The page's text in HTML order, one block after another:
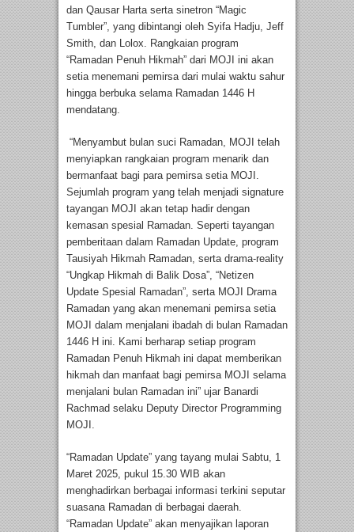
dan Qausar Harta serta sinetron “Magic
Tumbler”, yang dibintangi oleh Syifa Hadju, Jeff
Smith, dan Lolox. Rangkaian program
“Ramadan Penuh Hikmah” dari MOJI ini akan
setia menemani pemirsa dari mulai waktu sahur
hingga berbuka selama Ramadan 1446 H
mendatang.
“Menyambut bulan suci Ramadan, MOJI telah
menyiapkan rangkaian program menarik dan
bermanfaat bagi para pemirsa setia MOJI.
Sejumlah program yang telah menjadi signature
tayangan MOJI akan tetap hadir dengan
kemasan spesial Ramadan. Seperti tayangan
pemberitaan dalam Ramadan Update, program
Tausiyah Hikmah Ramadan, serta drama-reality
“Ungkap Hikmah di Balik Dosa”, “Netizen
Update Spesial Ramadan”, serta MOJI Drama
Ramadan yang akan menemani pemirsa setia
MOJI dalam menjalani ibadah di bulan Ramadan
1446 H ini. Kami berharap setiap program
Ramadan Penuh Hikmah ini dapat memberikan
hikmah dan manfaat bagi pemirsa MOJI selama
menjalani bulan Ramadan ini” ujar Banardi
Rachmad selaku Deputy Director Programming
MOJI.
“Ramadan Update” yang tayang mulai Sabtu, 1
Maret 2025, pukul 15.30 WIB akan
menghadirkan berbagai informasi terkini seputar
suasana Ramadan di berbagai daerah.
“Ramadan Update” akan menyajikan laporan